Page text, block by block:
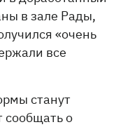
в зале Рады,
«очень
все
станут
сообщать о